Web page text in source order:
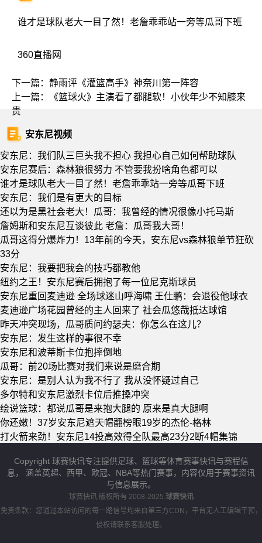
谁才是球队老大一目了然！老詹乖乖站一旁等瓜哥下班
360直播网
下一篇： 静雨评《灌篮高手》神奈川第一阵容
上一篇：
《篮球火》主演看了都腿软！小伙年少不知膝来
贵
安东尼视频
安东尼：我们队三巨头我不担心 我担心自己如何帮助球队
安东尼赛后：森林狼很努力 不管要我扮啥角色都可以
谁才是球队老大一目了然！老詹乖乖站一旁等瓜哥下班
安东尼：我们是有更大的目标
还以为是黑社会老大！瓜哥：我曾经的情况很像小托马斯
詹姆斯和安东尼互谈彼此 老詹：瓜哥我大哥！
瓜哥这得分爆炸力！13年前的今天，安东尼vs森林狼单节狂砍
33分
安东尼：我要把我会的技巧都教他
纽约之王！安东尼赛后拥抱了每一位尼克斯球员
安东尼重回麦迪逊 全场球迷山呼海啸 王仕鹏：会退役他球衣
麦迪逊广场花园曾经的主人回来了 社会瓜悠哉抵达球馆
昨天冲突现场，瓜哥质问约瑟夫：你怎么在这儿？
安东尼：发生这样的事很不幸
安东尼和波蒂斯卡位抱摔倒地
瓜哥：前20场比赛对我们来说是磨合期
安东尼：是别人认为我不行了 我从没怀疑过自己
多尔特和安东尼激烈卡位后推搡冲突
绘说篮球：都说瓜哥是来抱大腿的 原来是真大腿啊
你还嫩！37岁安东尼遮天帽翻榜眼19岁的杰伦-格林
打火箭来劲！安东尼14投高效得全队最高23分2断4帽集锦
Copyright 球赛快讯专注提供足球、篮球等体育赛事快讯与赛程信
息， 涵盖英超、西甲、欧冠、NBA等热门赛事，内容仅用于赛事资讯
与信息展示。
球赛快讯版权所有 2008-2025 球赛快讯
免责条款：您通过本站访问的每一路信号均来自第三方CDN，平台无人工编辑干预，
侵权请联系客服处理。